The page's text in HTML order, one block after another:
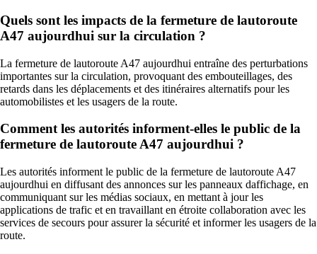
Quels sont les impacts de la fermeture de lautoroute
A47 aujourdhui sur la circulation ?
La fermeture de lautoroute A47 aujourdhui entraîne des perturbations
importantes sur la circulation, provoquant des embouteillages, des
retards dans les déplacements et des itinéraires alternatifs pour les
automobilistes et les usagers de la route.
Comment les autorités informent-elles le public de la
fermeture de lautoroute A47 aujourdhui ?
Les autorités informent le public de la fermeture de lautoroute A47
aujourdhui en diffusant des annonces sur les panneaux daffichage, en
communiquant sur les médias sociaux, en mettant à jour les
applications de trafic et en travaillant en étroite collaboration avec les
services de secours pour assurer la sécurité et informer les usagers de la
route.